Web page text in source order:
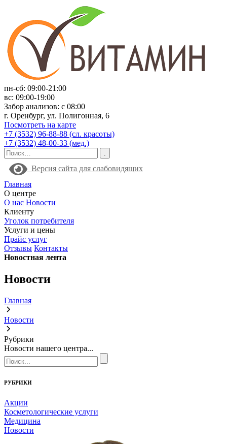
пн-сб: 09:00-21:00
вс: 09:00-19:00
Забор анализов: с 08:00
г. Оренбург, ул. Полигонная, 6
Посмотреть на карте
+7 (3532) 96-88-88 (сл. красоты)
+7 (3532) 48-00-33 (мед.)
Версия сайта для слабовидящих
Главная
О центре
О нас Новости
Клиенту
Уголок потребителя
Услуги и цены
Прайс услуг
Отзывы Контакты
Новостная лента
Новости
Главная
Новости
Рубрики
Новости нашего центра...
РУБРИКИ
Акции
Косметологические услуги
Медицина
Новости